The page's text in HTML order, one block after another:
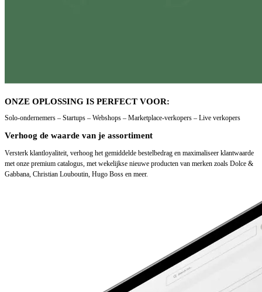
ONZE OPLOSSING IS PERFECT VOOR:
Solo-ondernemers – Startups – Webshops – Marketplace-verkopers – Live verkopers
Verhoog de waarde van je assortiment
Versterk klantloyaliteit, verhoog het gemiddelde bestelbedrag en maximaliseer klantwaarde
met onze premium catalogus, met wekelijkse nieuwe producten van merken zoals Dolce &
Gabbana, Christian Louboutin, Hugo Boss en meer.